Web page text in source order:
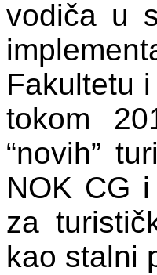
vodiča u
Fakultetu
tokom
“novih”
NOK CG
za
kao stalni